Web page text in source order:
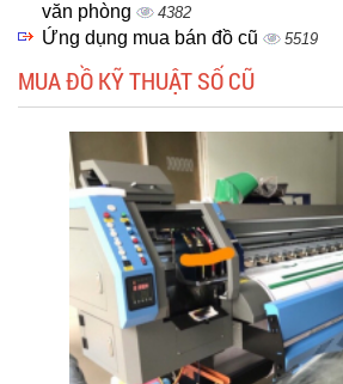
văn phòng
4382
Ứng dụng mua bán đồ cũ 5519
MUA ĐỒ KỸ THUẬT SỐ CŨ